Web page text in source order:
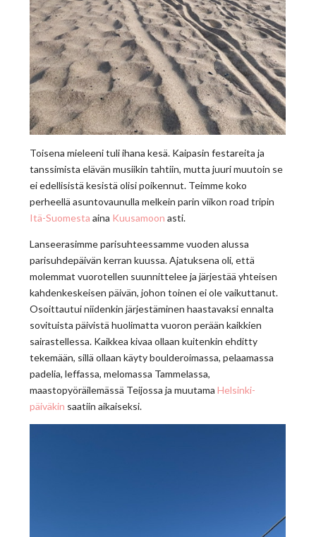
Toisena mieleeni tuli ihana kesä. Kaipasin festareita ja
tanssimista elävän musiikin tahtiin, mutta juuri muutoin se
ei edellisistä kesistä olisi poikennut. Teimme koko
perheellä asuntovaunulla melkein parin viikon road tripin
Itä-Suomesta aina Kuusamoon asti.
Lanseerasimme parisuhteessamme vuoden alussa
parisuhdepäivän kerran kuussa. Ajatuksena oli, että
molemmat vuorotellen suunnittelee ja järjestää yhteisen
kahdenkeskeisen päivän, johon toinen ei ole vaikuttanut.
Osoittautui niidenkin järjestäminen haastavaksi ennalta
sovituista päivistä huolimatta vuoron perään kaikkien
sairastellessa. Kaikkea kivaa ollaan kuitenkin ehditty
tekemään, sillä ollaan käyty boulderoimassa, pelaamassa
padelia, leffassa, melomassa Tammelassa,
maastopyöräilemässä Teijossa ja muutamaHelsinki-
päiväkin saatiin aikaiseksi.